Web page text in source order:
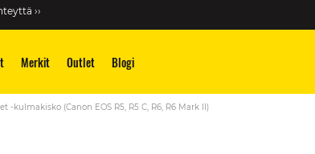
››
Merkit Outlet Blogi
-kulmakisko (Canon EOS R5, R5 C, R6, R6 Mark II)